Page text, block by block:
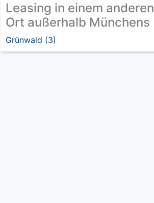
Leasing in einem anderen
Ort außerhalb Münchens
Grünwald (3)